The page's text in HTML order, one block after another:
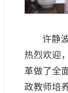
许静
热烈欢迎
革做了全
政教师培